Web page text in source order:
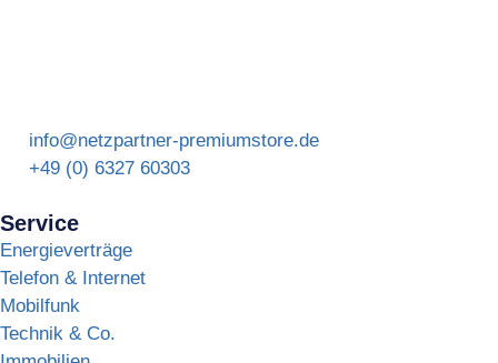
info@netzpartner-premiumstore.de
+49 (0) 6327 60303
Service
Energieverträge
Telefon & Internet
Mobilfunk
Technik & Co.